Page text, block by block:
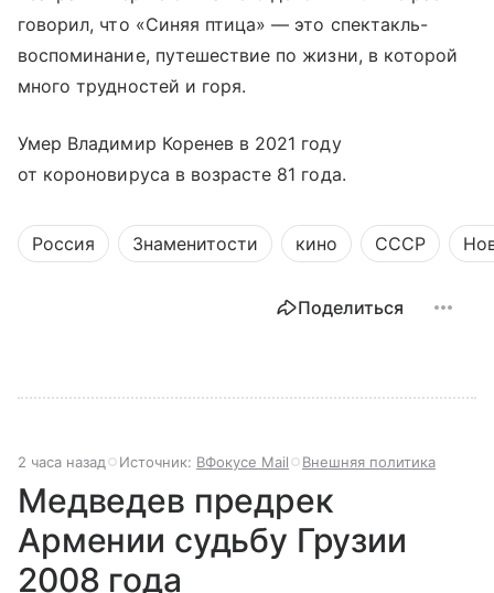
говорил, что «Синяя птица» — это спектакль-
воспоминание, путешествие по жизни, в которой
много трудностей и горя.
Умер Владимир Коренев в 2021 году
от короновируса в возрасте 81 года.
Россия Знаменитости кино СССР
Поделиться
2 часа назад Источник: ВФокусе Mail Внешняя политика
Медведев предрек
Армении судьбу Грузии
2008 года